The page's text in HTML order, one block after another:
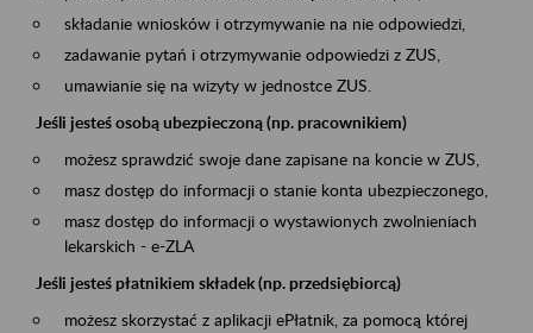
składanie wniosków i otrzymywanie na nie odpowiedzi,
zadawanie pytań i otrzymywanie odpowiedzi z ZUS,
umawianie się na wizyty w jednostce ZUS.
Jeśli jesteś osobą ubezpieczoną (np. pracownikiem)
możesz sprawdzić swoje dane zapisane na koncie w ZUS,
masz dostęp do informacji o stanie konta ubezpieczonego,
masz dostęp do informacji o wystawionych zwolnieniach
lekarskich - e-ZLA
Jeśli jesteś płatnikiem składek (np. przedsiębiorcą)
możesz skorzystać z aplikacji ePłatnik, za pomocą której